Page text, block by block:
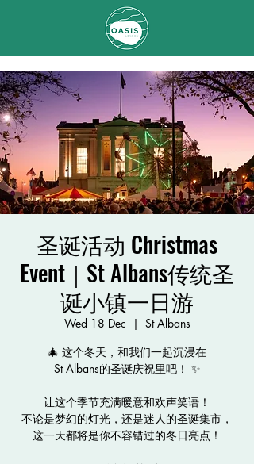
圣诞活动 Christmas
Event｜St Albans传统圣
诞小镇一日游
Wed 18 Dec
  |
St Albans
🎄 这个冬天，和我们一起沉浸在
St Albans的圣诞庆祝里吧！ ✨
让这个季节充满暖意和欢声笑语！
不论是梦幻的灯光，还是迷人的圣诞集市，
这一天都将是你不容错过的冬日亮点！